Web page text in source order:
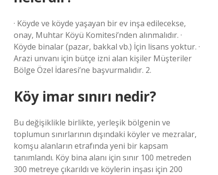
· Köyde ve köyde yaşayan bir ev inşa edilecekse,
onay, Muhtar Köyü Komitesi’nden alınmalıdır. ·
Köyde binalar (pazar, bakkal vb.) İçin lisans yoktur. ·
Arazi unvanı için bütçe izni alan kişiler Müşteriler
Bölge Özel İdaresi’ne başvurmalıdır. 2.
Köy imar sınırı nedir?
Bu değişiklikle birlikte, yerleşik bölgenin ve
toplumun sınırlarının dışındaki köyler ve mezralar,
komşu alanların etrafında yeni bir kapsam
tanımlandı. Köy bina alanı için sınır 100 metreden
300 metreye çıkarıldı ve köylerin inşası için 200